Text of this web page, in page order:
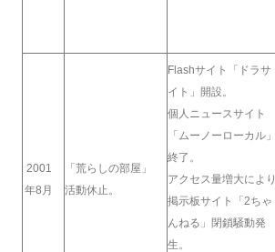
2001
年8月
「荒らしの部屋」
活動休止。
Flashサイト「ドラサ
イト」開設。
個人ニュースサイト
「ムーノーローカル」
終了。
アクセス量増大により
掲示板サイト「2ちゃ
んねる」閉鎖騒動発
生。